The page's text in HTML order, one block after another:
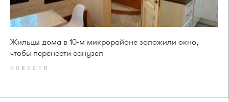
Жильцы дома в 10-м микрорайоне заложили окно,
чтобы перенести санузел
НОВОСТИ